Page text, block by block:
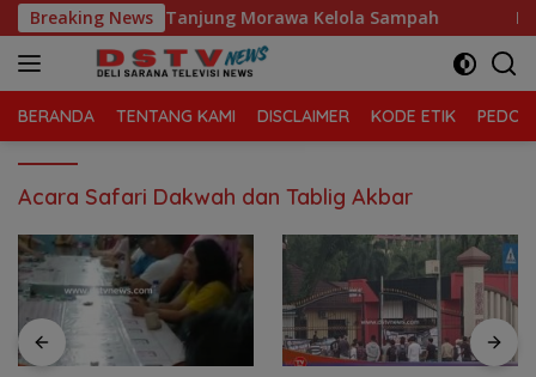
Langsung
ke
konten
Breaking News
Kecamatan Tanjung Morawa Kelola Sampah
BERANDA TENTANG KAMI DISCLAIMER KODE ETIK
Acara Safari Dakwah dan Tablig Akbar